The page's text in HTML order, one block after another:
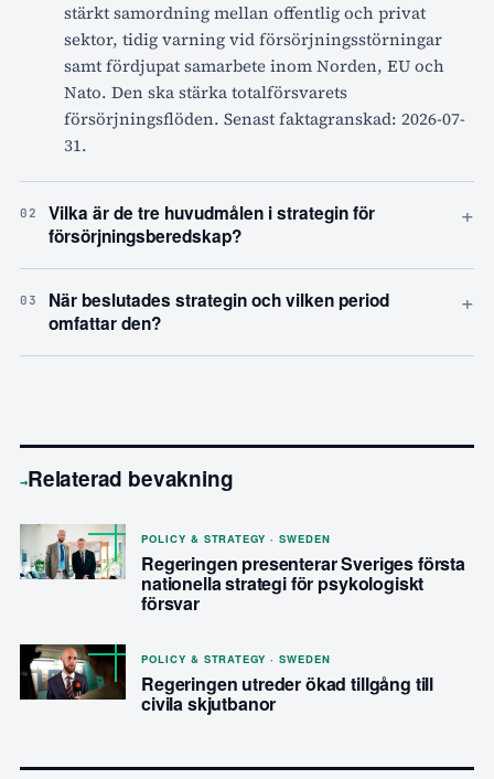
stärkt samordning mellan offentlig och privat
sektor, tidig varning vid försörjningsstörningar
samt fördjupat samarbete inom Norden, EU och
Nato. Den ska stärka totalförsvarets
försörjningsflöden. Senast faktagranskad: 2026-07-
31.
02
Vilka är de tre huvudmålen i strategin för
försörjningsberedskap?
+
03
När beslutades strategin och vilken period
omfattar den?
+
→Relaterad bevakning
POLICY & STRATEGY · SWEDEN
Regeringen presenterar Sveriges första
nationella strategi för psykologiskt
försvar
POLICY & STRATEGY · SWEDEN
Regeringen utreder ökad tillgång till
civila skjutbanor